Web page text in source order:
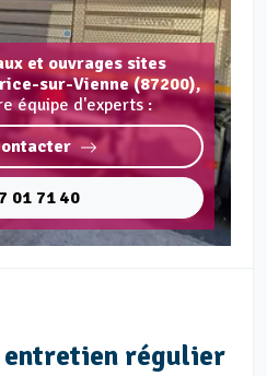
et ouvrages sites
sur-Vienne (87200),
équipe d'experts :
01 71 40
entretien régulier